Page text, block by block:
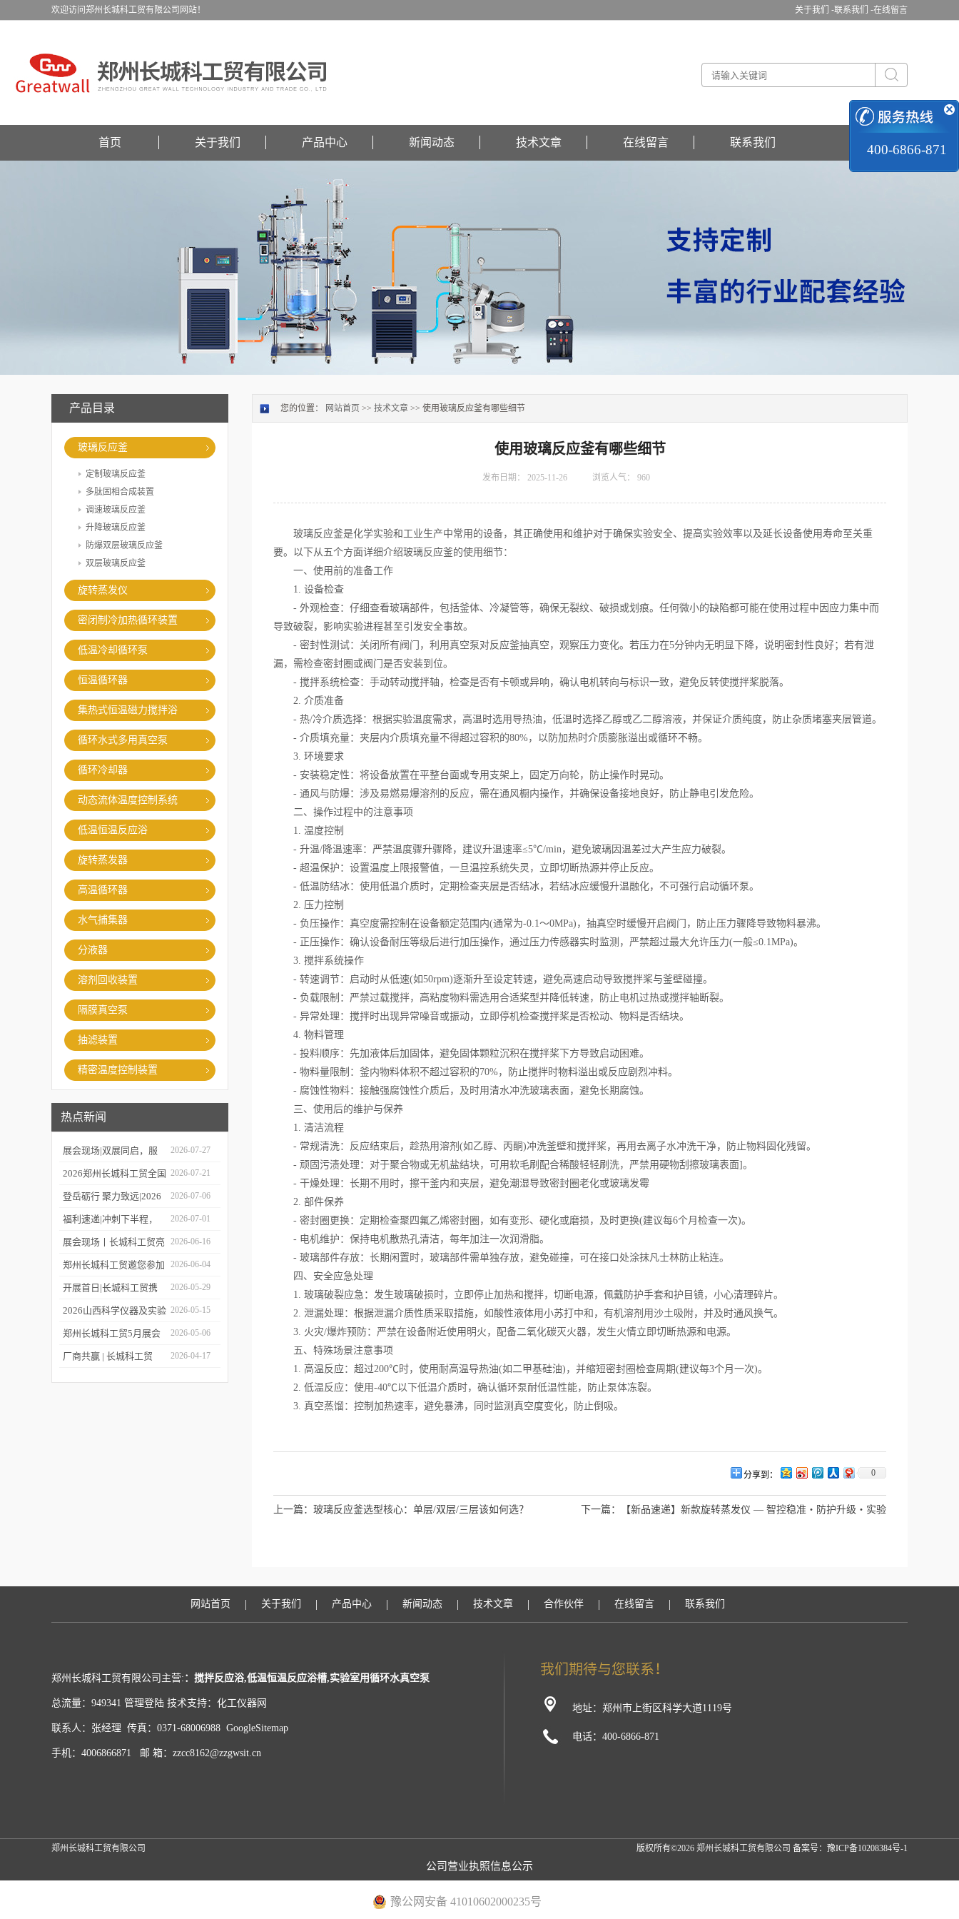
关于我们 -联系我们 -在线留言
欢迎访问郑州长城科工贸有限公司网站！
首页 关于我们 产品中心 新闻动态 技术文章 在线留言 联系我们
产品目录
玻璃反应釜
定制玻璃反应釜
多肽固相合成装置
调速玻璃反应釜
升降玻璃反应釜
防爆双层玻璃反应釜
双层玻璃反应釜
旋转蒸发仪
密闭制冷加热循环装置
低温冷却循环泵
恒温循环器
集热式恒温磁力搅拌浴
循环水式多用真空泵
循环冷却器
动态流体温度控制系统
低温恒温反应浴
旋转蒸发器
高温循环器
水气捕集器
分液器
溶剂回收装置
隔膜真空泵
抽滤装置
精密温度控制装置
热点新闻
展会现场|双展同启，服
务在线，郑州长城科工贸
同步亮相学术盛会与校园
展！
2026-07-27
2026郑州长城科工贸全国
巡保活动开启预约！
2026-07-21
登岳砺行 聚力致远|2026
年度上半年业务经理总结
会圆满举行！
2026-07-06
福利速递|冲刺下半程，
福利再加码，HWCL 系列
活动延期，赠券福利同步
上线！
2026-07-01
展会现场丨长城科工贸亮
相第19届世界制药机械、
包装设备与材料中国展
2026-06-16
郑州长城科工贸邀您参加
第二十四届世界制药原料
中国展（CPHI China
2026）!
2026-06-04
开展首日|长城科工贸携
品质实验室设备亮相
CISILE 2026
2026-05-29
2026山西科学仪器及实验
室装备展览会今日开幕！
2026-05-15
郑州长城科工贸5月展会
行程抢先看！
2026-05-06
厂商共赢 | 长城科工贸 2026-04-17
您的位置： 网站首页 >> 技术文章 >> 使用玻璃反应釜有哪些细节
使用玻璃反应釜有哪些细节
发布日期： 2025-11-26 浏览人气： 960
玻璃反应釜是化学实验和工业生产中常用的设备，其正确使用和维护对于确保实验安全、提高实验效率以及延长设备使用寿命至关重
要。以下从五个方面详细介绍玻璃反应釜的使用细节：
一、使用前的准备工作
1. 设备检查
- 外观检查：仔细查看玻璃部件，包括釜体、冷凝管等，确保无裂纹、破损或划痕。任何微小的缺陷都可能在使用过程中因应力集中而
导致破裂，影响实验进程甚至引发安全事故。
- 密封性测试：关闭所有阀门，利用真空泵对反应釜抽真空，观察压力变化。若压力在5分钟内无明显下降，说明密封性良好；若有泄
漏，需检查密封圈或阀门是否安装到位。
- 搅拌系统检查：手动转动搅拌轴，检查是否有卡顿或异响，确认电机转向与标识一致，避免反转使搅拌桨脱落。
2. 介质准备
- 热/冷介质选择：根据实验温度需求，高温时选用导热油，低温时选择乙醇或乙二醇溶液，并保证介质纯度，防止杂质堵塞夹层管道。
- 介质填充量：夹层内介质填充量不得超过容积的80%，以防加热时介质膨胀溢出或循环不畅。
3. 环境要求
- 安装稳定性：将设备放置在平整台面或专用支架上，固定万向轮，防止操作时晃动。
- 通风与防爆：涉及易燃易爆溶剂的反应，需在通风橱内操作，并确保设备接地良好，防止静电引发危险。
二、操作过程中的注意事项
1. 温度控制
- 升温/降温速率：严禁温度骤升骤降，建议升温速率≤5℃/min，避免玻璃因温差过大产生应力破裂。
- 超温保护：设置温度上限报警值，一旦温控系统失灵，立即切断热源并停止反应。
- 低温防结冰：使用低温介质时，定期检查夹层是否结冰，若结冰应缓慢升温融化，不可强行启动循环泵。
2. 压力控制
- 负压操作：真空度需控制在设备额定范围内(通常为-0.1～0MPa)，抽真空时缓慢开启阀门，防止压力骤降导致物料暴沸。
- 正压操作：确认设备耐压等级后进行加压操作，通过压力传感器实时监测，严禁超过最大允许压力(一般≤0.1MPa)。
3. 搅拌系统操作
- 转速调节：启动时从低速(如50rpm)逐渐升至设定转速，避免高速启动导致搅拌桨与釜壁碰撞。
- 负载限制：严禁过载搅拌，高粘度物料需选用合适桨型并降低转速，防止电机过热或搅拌轴断裂。
- 异常处理：搅拌时出现异常噪音或振动，立即停机检查搅拌桨是否松动、物料是否结块。
4. 物料管理
- 投料顺序：先加液体后加固体，避免固体颗粒沉积在搅拌桨下方导致启动困难。
- 物料量限制：釜内物料体积不超过容积的70%，防止搅拌时物料溢出或反应剧烈冲料。
- 腐蚀性物料：接触强腐蚀性介质后，及时用清水冲洗玻璃表面，避免长期腐蚀。
三、使用后的维护与保养
1. 清洁流程
- 常规清洗：反应结束后，趁热用溶剂(如乙醇、丙酮)冲洗釜壁和搅拌桨，再用去离子水冲洗干净，防止物料固化残留。
- 顽固污渍处理：对于聚合物或无机盐结块，可用软毛刷配合稀酸轻轻刷洗，严禁用硬物刮擦玻璃表面]。
- 干燥处理：长期不用时，擦干釜内和夹层，避免潮湿导致密封圈老化或玻璃发霉
2. 部件保养
- 密封圈更换：定期检查聚四氟乙烯密封圈，如有变形、硬化或磨损，及时更换(建议每6个月检查一次)。
- 电机维护：保持电机散热孔清洁，每年加注一次润滑脂。
- 玻璃部件存放：长期闲置时，玻璃部件需单独存放，避免碰撞，可在接口处涂抹凡士林防止粘连。
四、安全应急处理
1. 玻璃破裂应急：发生玻璃破损时，立即停止加热和搅拌，切断电源，佩戴防护手套和护目镜，小心清理碎片。
2. 泄漏处理：根据泄漏介质性质采取措施，如酸性液体用小苏打中和，有机溶剂用沙土吸附，并及时通风换气。
3. 火灾/爆炸预防：严禁在设备附近使用明火，配备二氧化碳灭火器，发生火情立即切断热源和电源。
五、特殊场景注意事项
1. 高温反应：超过200℃时，使用耐高温导热油(如二甲基硅油)，并缩短密封圈检查周期(建议每3个月一次)。
2. 低温反应：使用-40℃以下低温介质时，确认循环泵耐低温性能，防止泵体冻裂。
3. 真空蒸馏：控制加热速率，避免暴沸，同时监测真空度变化，防止倒吸。
分享到： 0
上一篇： 玻璃反应釜选型核心：单层/双层/三层该如何选？ 下一篇： 【新品速递】新款旋转蒸发仪 — 智控稳准・防护升级・实验
网站首页 | 关于我们 | 产品中心 | 新闻动态 | 技术文章 | 合作伙伴 | 在线留言 | 联系我们
郑州长城科工贸有限公司主营: ：搅拌反应浴,低温恒温反应浴槽,实验室用循环水真空泵
总流量：949341 管理登陆 技术支持： 化工仪器网
联系人：张经理 传真：0371-68006988 GoogleSitemap
手机：4006866871 邮 箱：zzcc8162@zzgwsit.cn
地址：郑州市上街区科学大道1119号
电话：400-6866-871
郑州长城科工贸有限公司 版权所有©2026 郑州长城科工贸有限公司 备案号：豫ICP备10208384号-1
公司营业执照信息公示
豫公网安备 41010602000235号
400-6866-871